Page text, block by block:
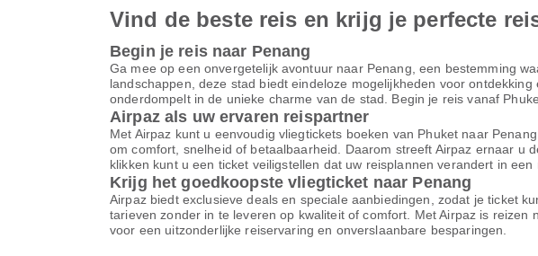
Vind de beste reis en krijg je perfecte
Begin je reis naar Penang
Ga mee op een onvergetelijk avontuur naar Penang, een bestemming
landschappen, deze stad biedt eindeloze mogelijkheden voor
onderdompelt in de unieke charme van de stad. Begin je reis vanaf
Airpaz als uw ervaren reispartner
Met Airpaz kunt u eenvoudig vliegtickets boeken van Phuket naar
om comfort, snelheid of betaalbaarheid. Daarom streeft Airpaz ernaar u
klikken kunt u een ticket veiligstellen dat uw reisplannen verandert in een
Krijg het goedkoopste vliegticket naar Penang
Airpaz biedt exclusieve deals en speciale aanbiedingen, zodat je ticket
tarieven zonder in te leveren op kwaliteit of comfort. Met Airpaz is
voor een uitzonderlijke reiservaring en onverslaanbare besparingen.